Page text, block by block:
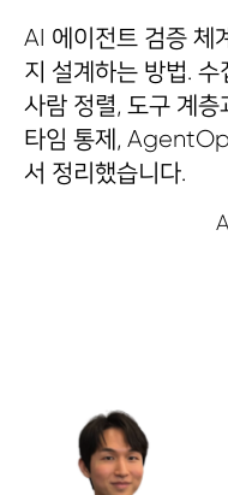
AI 에이전트 검증 체
지 설계하는 방법. 수
사람 정렬, 도구 계
타임 통제,
서 정리했습니다.